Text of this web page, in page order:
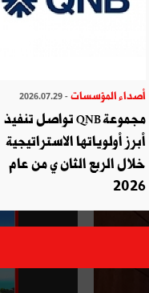
أصداء المؤسسات- 2026.07.29
مجموعة QNB تواصل تنفيذ
أبرز أولوياتها الاستراتيجية
خلال الربع الثان ي من عام
2026